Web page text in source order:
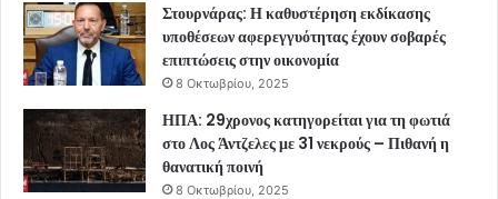
Στουρνάρας: Η καθυστέρηση εκδίκασης
υποθέσεων αφερεγγυότητας έχουν σοβαρές
επιπτώσεις στην οικονομία
8 Οκτωβρίου, 2025
ΗΠΑ: 29χρονος κατηγορείται για τη φωτιά
στο Λος Άντζελες με 31 νεκρούς – Πιθανή η
θανατική ποινή
8 Οκτωβρίου, 2025